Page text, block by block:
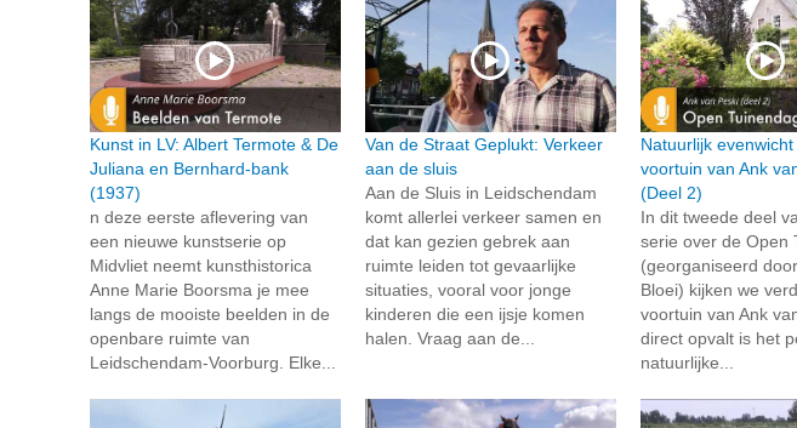
Kunst in LV: Albert Termote & De
Juliana en Bernhard-bank
(1937)
n deze eerste aflevering van
een nieuwe kunstserie op
Midvliet neemt kunsthistorica
Anne Marie Boorsma je mee
langs de mooiste beelden in de
openbare ruimte van
Leidschendam-Voorburg. Elke...
Van de Straat Geplukt: Verkeer
aan de sluis
Aan de Sluis in Leidschendam
komt allerlei verkeer samen en
dat kan gezien gebrek aan
ruimte leiden tot gevaarlijke
situaties, vooral voor jonge
kinderen die een ijsje komen
halen. Vraag aan de...
Natuurlijk
voortuin van Ank
(Deel 2)
In dit tweede deel
serie over de Open
(georganiseerd
Bloei) kijken we
voortuin van Ank
direct opvalt is het
natuurlijke...